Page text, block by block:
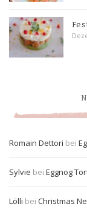
Romain Dettori bei
Sylvie bei Eggnog
Lölli bei Christmas